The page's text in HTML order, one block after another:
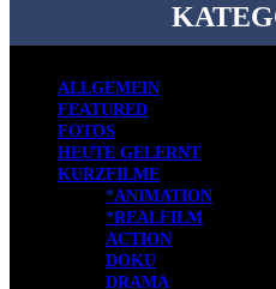
ALLGEMEIN
FEATURED
FOTOS
HEUTE GELERNT
KURZFILME
*ANIMATION
*REALFILM
ACTION
DOKU
DRAMA